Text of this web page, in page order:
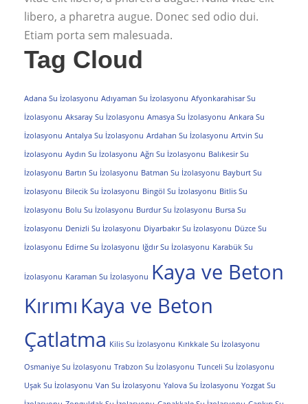
libero, a pharetra augue. Donec sed odio dui.
Etiam porta sem malesuada.
Tag Cloud
Adana Su İzolasyonu Adıyaman Su İzolasyonu Afyonkarahisar Su
İzolasyonu Aksaray Su İzolasyonu Amasya Su İzolasyonu Ankara Su
İzolasyonu Antalya Su İzolasyonu Ardahan Su İzolasyonu Artvin Su
İzolasyonu Aydın Su İzolasyonu Ağrı Su İzolasyonu Balıkesir Su
İzolasyonu Bartın Su İzolasyonu Batman Su İzolasyonu Bayburt Su
İzolasyonu Bilecik Su İzolasyonu Bingöl Su İzolasyonu Bitlis Su
İzolasyonu Bolu Su İzolasyonu Burdur Su İzolasyonu Bursa Su
İzolasyonu Denizli Su İzolasyonu Diyarbakır Su İzolasyonu Düzce Su
İzolasyonu Edirne Su İzolasyonu Iğdır Su İzolasyonu Karabük Su
İzolasyonu Karaman Su İzolasyonu Kaya ve Beton
Kırımı Kaya ve Beton
Çatlatma Kilis Su İzolasyonu Kırıkkale Su İzolasyonu
Osmaniye Su İzolasyonu Trabzon Su İzolasyonu Tunceli Su İzolasyonu
Uşak Su İzolasyonu Van Su İzolasyonu Yalova Su İzolasyonu Yozgat Su